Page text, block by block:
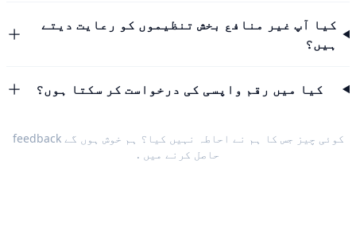
کیا آپ غیر منافع بخش تنظیموں کو رعایت دیتے
ہیں؟
کیا میں رقم واپسی کی درخواست کر سکتا ہوں؟
کوئی چیز جس کا ہم نے احاطہ نہیں کیا؟ ہم خوش ہوں گےfeedback
حاصل کرنے میں .